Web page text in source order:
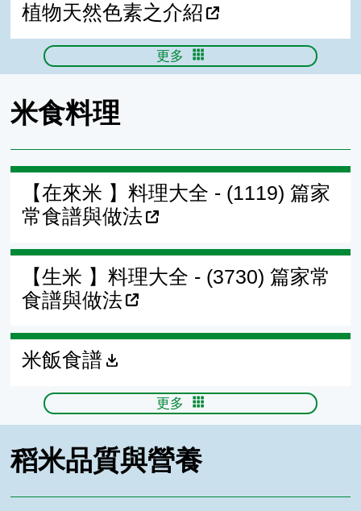
植物天然色素之介紹
更多
米食料理
【在來米 】料理大全 - (1119) 篇家
常食譜與做法
【生米 】料理大全 - (3730) 篇家常
食譜與做法
米飯食譜
更多
稻米品質與營養